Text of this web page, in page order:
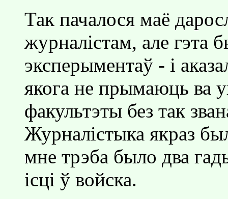
Так пачалося маё
журналiстам, але гэта
эксперыментаў - i
якога не прымаюць ва
факультэты без так
Журналiстыка якраз
мне трэба было два
iсцi ў войска.